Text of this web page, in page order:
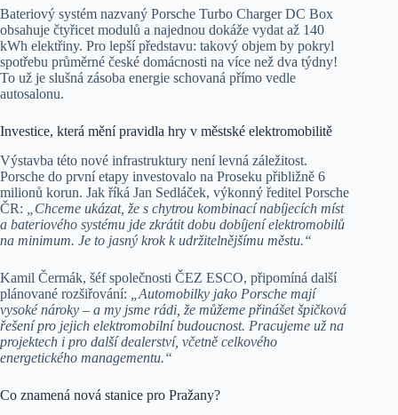
Bateriový systém nazvaný Porsche Turbo Charger DC Box
obsahuje čtyřicet modulů a najednou dokáže vydat až 140
kWh elektřiny. Pro lepší představu: takový objem by pokryl
spotřebu průměrné české domácnosti na více než dva týdny!
To už je slušná zásoba energie schovaná přímo vedle
autosalonu.
Investice, která mění pravidla hry v městské elektromobilitě
Výstavba této nové infrastruktury není levná záležitost.
Porsche do první etapy investovalo na Proseku přibližně 6
milionů korun. Jak říká Jan Sedláček, výkonný ředitel Porsche
ČR:
„Chceme ukázat, že s chytrou kombinací nabíjecích míst
a bateriového systému jde zkrátit dobu dobíjení elektromobilů
na minimum. Je to jasný krok k udržitelnějšímu městu.“
Kamil Čermák, šéf společnosti ČEZ ESCO, připomíná další
plánované rozšiřování:
„Automobilky jako Porsche mají
vysoké nároky – a my jsme rádi, že můžeme přinášet špičková
řešení pro jejich elektromobilní budoucnost. Pracujeme už na
projektech i pro další dealerství, včetně celkového
energetického managementu.“
Co znamená nová stanice pro Pražany?